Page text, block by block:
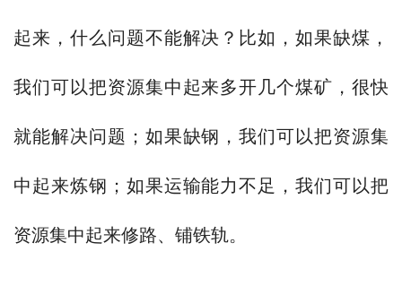
起来，什么问题不能解决？比如，如果缺煤，
我们可以把资源集中起来多开几个煤矿，很快
就能解决问题；如果缺钢，我们可以把资源集
中起来炼钢；如果运输能力不足，我们可以把
资源集中起来修路、铺铁轨。